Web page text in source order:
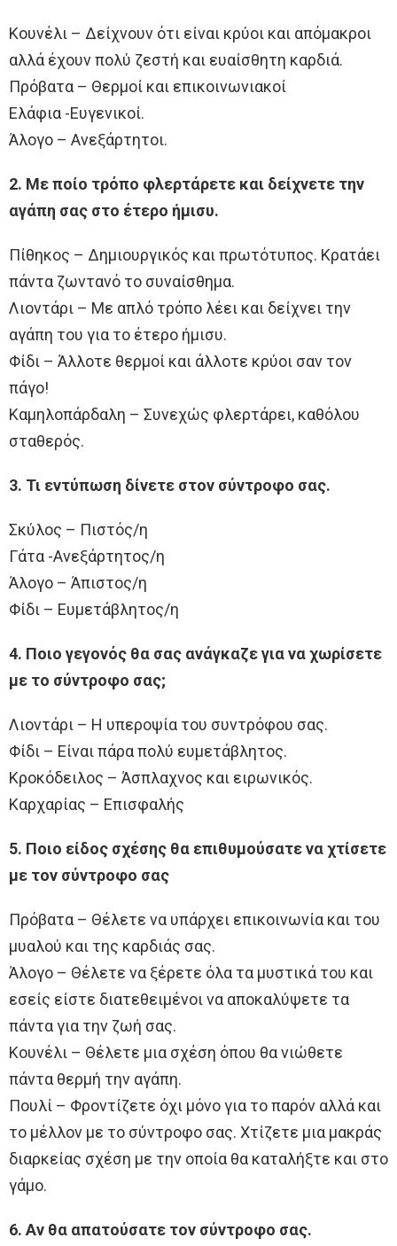
Κουνέλι – Δείχνουν ότι είναι κρύοι και απόμακροι
αλλά έχουν πολύ ζεστή και ευαίσθητη καρδιά.
Πρόβατα – Θερμοί και επικοινωνιακοί
Ελάφια -Ευγενικοί.
Άλογο – Ανεξάρτητοι.
2. Με ποίο τρόπο φλερτάρετε και δείχνετε την
αγάπη σας στο έτερο ήμισυ.
Πίθηκος – Δημιουργικός και πρωτότυπος. Κρατάει
πάντα ζωντανό το συναίσθημα.
Λιοντάρι – Με απλό τρόπο λέει και δείχνει την
αγάπη του για το έτερο ήμισυ.
Φίδι – Άλλοτε θερμοί και άλλοτε κρύοι σαν τον
πάγο!
Καμηλοπάρδαλη – Συνεχώς φλερτάρει, καθόλου
σταθερός.
3. Τι εντύπωση δίνετε στον σύντροφο σας.
Σκύλος – Πιστός/η
Γάτα -Ανεξάρτητος/η
Άλογο – Άπιστος/η
Φίδι – Ευμετάβλητος/η
4. Ποιο γεγονός θα σας ανάγκαζε για να χωρίσετε
με το σύντροφο σας;
Λιοντάρι – Η υπεροψία του συντρόφου σας.
Φίδι – Είναι πάρα πολύ ευμετάβλητος.
Κροκόδειλος – Άσπλαχνος και ειρωνικός.
Καρχαρίας – Επισφαλής
5. Ποιο είδος σχέσης θα επιθυμούσατε να χτίσετε
με τον σύντροφο σας
Πρόβατα – Θέλετε να υπάρχει επικοινωνία και του
μυαλού και της καρδιάς σας.
Άλογο – Θέλετε να ξέρετε όλα τα μυστικά του και
εσείς είστε διατεθειμένοι να αποκαλύψετε τα
πάντα για την ζωή σας.
Κουνέλι – Θέλετε μια σχέση όπου θα νιώθετε
πάντα θερμή την αγάπη.
Πουλί – Φροντίζετε όχι μόνο για το παρόν αλλά και
το μέλλον με το σύντροφο σας. Χτίζετε μια μακράς
διαρκείας σχέση με την οποία θα καταλήξτε και στο
γάμο.
6. Αν θα απατούσατε τον σύντροφο σας.